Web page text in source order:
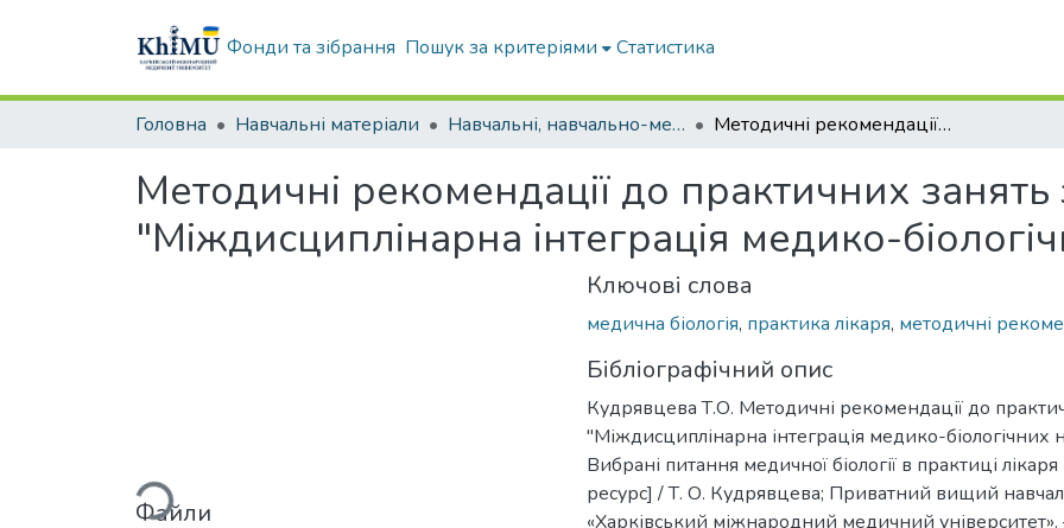
Фонди та зібрання Пошук за критеріями Статистика
Головна Навчальні матеріали Навчальні, навчально-методичні посібники, підручники Методичні рекомендації до практичних занять з ОК "Міждисциплінарна інтеграція медико-біологічних наук"
Методичні рекомендації до практичних
"Міждисциплінарна інтеграція медико-
Вантажиться...
Файли
Ключові слова
медична біологія, практика лікаря, методичні
Бібліографічний опис
Кудрявцева Т.О. Методичні рекомендації до
"Міждисциплінарна інтеграція медико-біологічних
Вибрані питання медичної біології в практиці
ресурс] / Т. О. Кудрявцева; Приватний вищий
«Харківський міжнародний медичний університет».